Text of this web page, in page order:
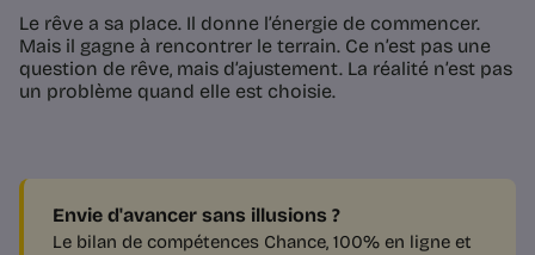
Le rêve a sa place. Il donne l’énergie de commencer.
Mais il gagne à rencontrer le terrain. Ce n’est pas une
question de rêve, mais d’ajustement. La réalité n’est pas
un problème quand elle est choisie.
Envie d'avancer sans illusions ?
Le bilan de compétences Chance, 100% en ligne et